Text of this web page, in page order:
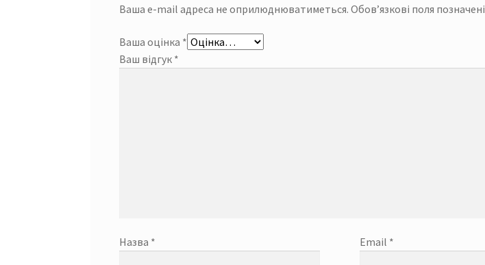
Ваша e-mail адреса не оприлюднюватиметься. Обов’язкові поля позначені
Ваша оцінка *
Ваш відгук *
Назва * Email *